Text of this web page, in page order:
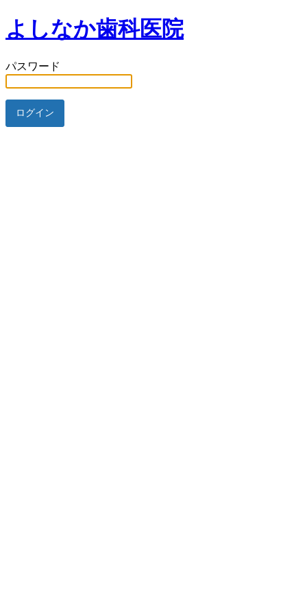
よしなか歯科医院
パスワード